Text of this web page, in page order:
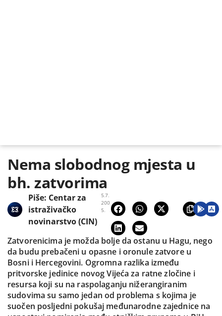
Nema slobodnog mjesta u
bh. zatvorima
5.7.
200
5.
Piše: Centar za
istraživačko
novinarstvo (CIN)
Zatvorenicima je možda bolje da ostanu u Hagu, nego
da budu prebačeni u opasne i oronule zatvore u
Bosni i Hercegovini. Ogromna razlika između
pritvorske jedinice novog Vijeća za ratne zločine i
resursa koji su na raspolaganju nižerangiranim
sudovima su samo jedan od problema s kojima je
suočen posljedni pokušaj međunarodne zajednice na